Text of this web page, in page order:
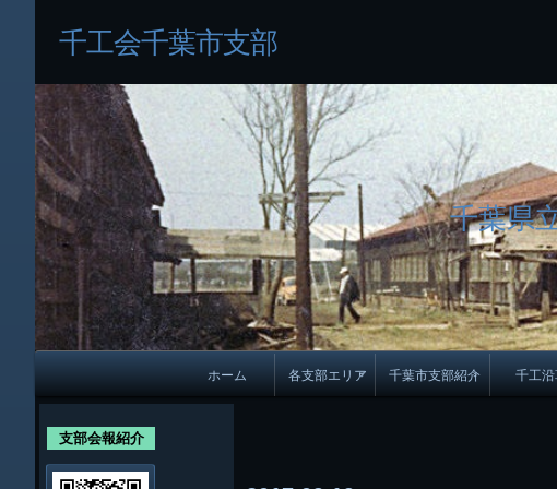
千工会千葉市支部
千葉県
メ
イ
ン
ナ
ホーム 各支部エリア 千葉市支部紹介 千工
生実
支部会報紹介